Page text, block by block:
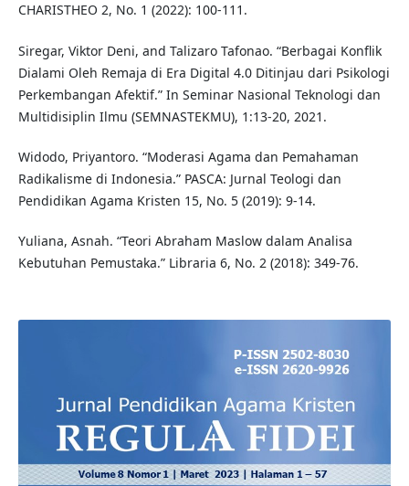
CHARISTHEO 2, No. 1 (2022): 100-111.
Siregar, Viktor Deni, and Talizaro Tafonao. “Berbagai Konflik
Dialami Oleh Remaja di Era Digital 4.0 Ditinjau dari Psikologi
Perkembangan Afektif.” In Seminar Nasional Teknologi dan
Multidisiplin Ilmu (SEMNASTEKMU), 1:13-20, 2021.
Widodo, Priyantoro. “Moderasi Agama dan Pemahaman
Radikalisme di Indonesia.” PASCA: Jurnal Teologi dan
Pendidikan Agama Kristen 15, No. 5 (2019): 9-14.
Yuliana, Asnah. “Teori Abraham Maslow dalam Analisa
Kebutuhan Pemustaka.” Libraria 6, No. 2 (2018): 349-76.